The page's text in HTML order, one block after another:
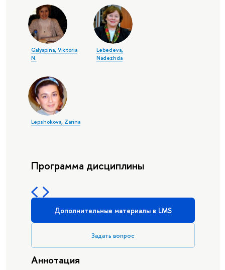
Galyapina, Victoria
N.
Lebedeva,
Nadezhda
Lepshokova, Zarina
Программа дисциплины
Дополнительные материалы в LMS
Задать вопрос
Аннотация